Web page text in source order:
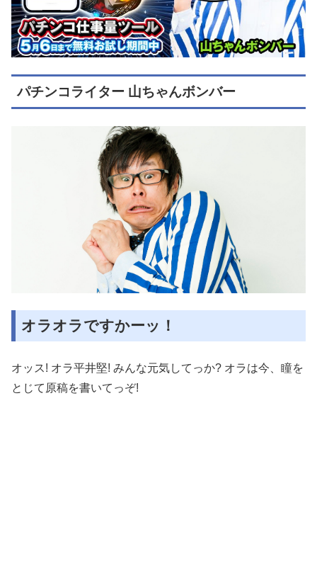
パチンコライター 山ちゃんボンバー
オラオラですかーッ！
オッス! オラ平井堅! みんな元気してっか? オラは今、瞳を
とじて原稿を書いてっぞ!